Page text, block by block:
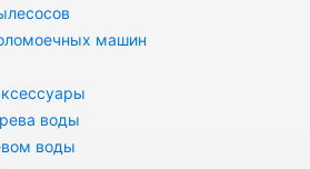
машин
воды
воды